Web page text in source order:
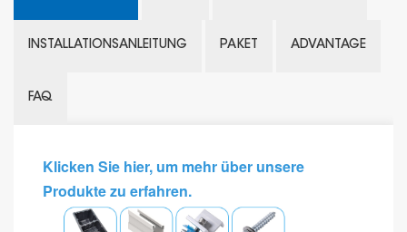
INSTALLATIONSANLEITUNG PAKET ADVANTAGE
FAQ
Klicken Sie hier, um mehr über unsere
Produkte zu erfahren.